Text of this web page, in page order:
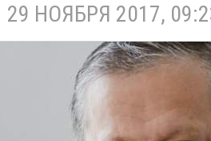
29 НОЯБРЯ 2017,